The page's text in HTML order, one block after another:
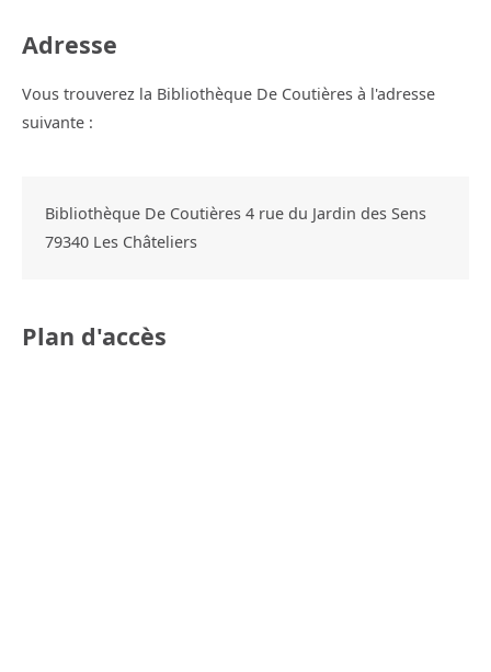
Adresse
Vous trouverez la Bibliothèque De Coutières à l'adresse
suivante :
Bibliothèque De Coutières 4 rue du Jardin des Sens
79340 Les Châteliers
Plan d'accès